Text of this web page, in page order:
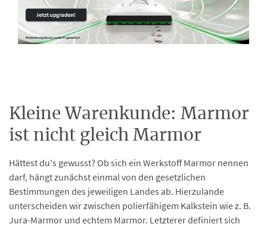
Kleine Warenkunde: Marmor
ist nicht gleich Marmor
Hättest du's gewusst? Ob sich ein Werkstoff Marmor nennen
darf, hängt zunächst einmal von den gesetzlichen
Bestimmungen des jeweiligen Landes ab. Hierzulande
unterscheiden wir zwischen polierfähigem Kalkstein wie z. B.
Jura-Marmor und echtem Marmor. Letzterer definiert sich